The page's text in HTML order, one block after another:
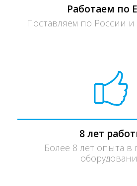
Работаем по
Поставляем по России и
8 лет
Более 8 лет опыта в